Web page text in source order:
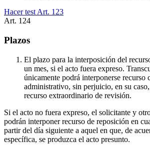
Hacer test Art. 123
Art. 124
Plazos
El plazo para la interposición del
un mes, si el acto fuera expreso.
únicamente podrá interponerse recurso
administrativo, sin perjuicio, en su
recurso extraordinario de revisión.
Si el acto no fuera expreso, el solicitante y
podrán interponer recurso de reposición en
partir del día siguiente a aquel en que, de
específica, se produzca el acto presunto.